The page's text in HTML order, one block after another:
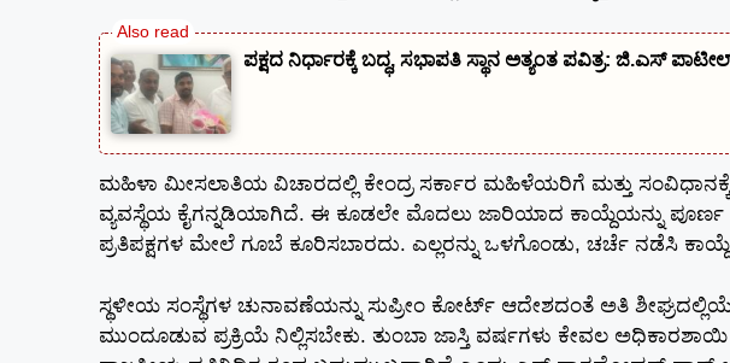
ಪಕ್ಷದ ನಿರ್ಧಾರಕ್ಕೆ ಬದ್ಧ, ಸಭಾಪತಿ ಸ್ಥಾನ ಅತ್ಯಂತ ಪವಿತ್ರ: ಜಿ.ಎಸ್
ಮಹಿಳಾ ಮೀಸಲಾತಿಯ ವಿಚಾರದಲ್ಲಿ ಕೇಂದ್ರ ಸರ್ಕಾರ ಮಹಿಳೆಯರಿಗೆ ಮತ್ತು
ವ್ಯವಸ್ಥೆಯ ಕೈಗನ್ನಡಿಯಾಗಿದೆ. ಈ ಕೂಡಲೇ ಮೊದಲು ಜಾರಿಯಾದ ಕಾಯ್ದೆಯನ್ನು
ಪ್ರತಿಪಕ್ಷಗಳ ಮೇಲೆ ಗೂಬೆ ಕೂರಿಸಬಾರದು. ಎಲ್ಲರನ್ನು ಒಳಗೊಂಡು, ಚರ್ಚೆ ನಡೆಸಿ
ಸ್ಥಳೀಯ ಸಂಸ್ಥೆಗಳ ಚುನಾವಣೆಯನ್ನು ಸುಪ್ರೀಂ ಕೋರ್ಟ್ ಆದೇಶದಂತೆ ಅತಿ
ಮುಂದೂಡುವ ಪ್ರಕ್ರಿಯೆ ನಿಲ್ಲಿಸಬೇಕು. ತುಂಬಾ ಜಾಸ್ತಿ ವರ್ಷಗಳು ಕೇವಲ ಅಧಿಕಾರಶಾಯಿ